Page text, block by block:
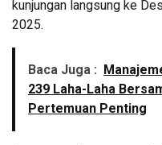
kunjungan langsung ke
2025.
Baca Juga :
239 Laha-Laha
Pertemuan Penting